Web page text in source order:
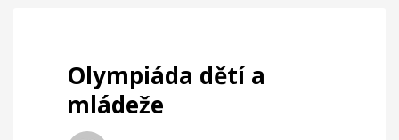
Olympiáda dětí a
mládeže